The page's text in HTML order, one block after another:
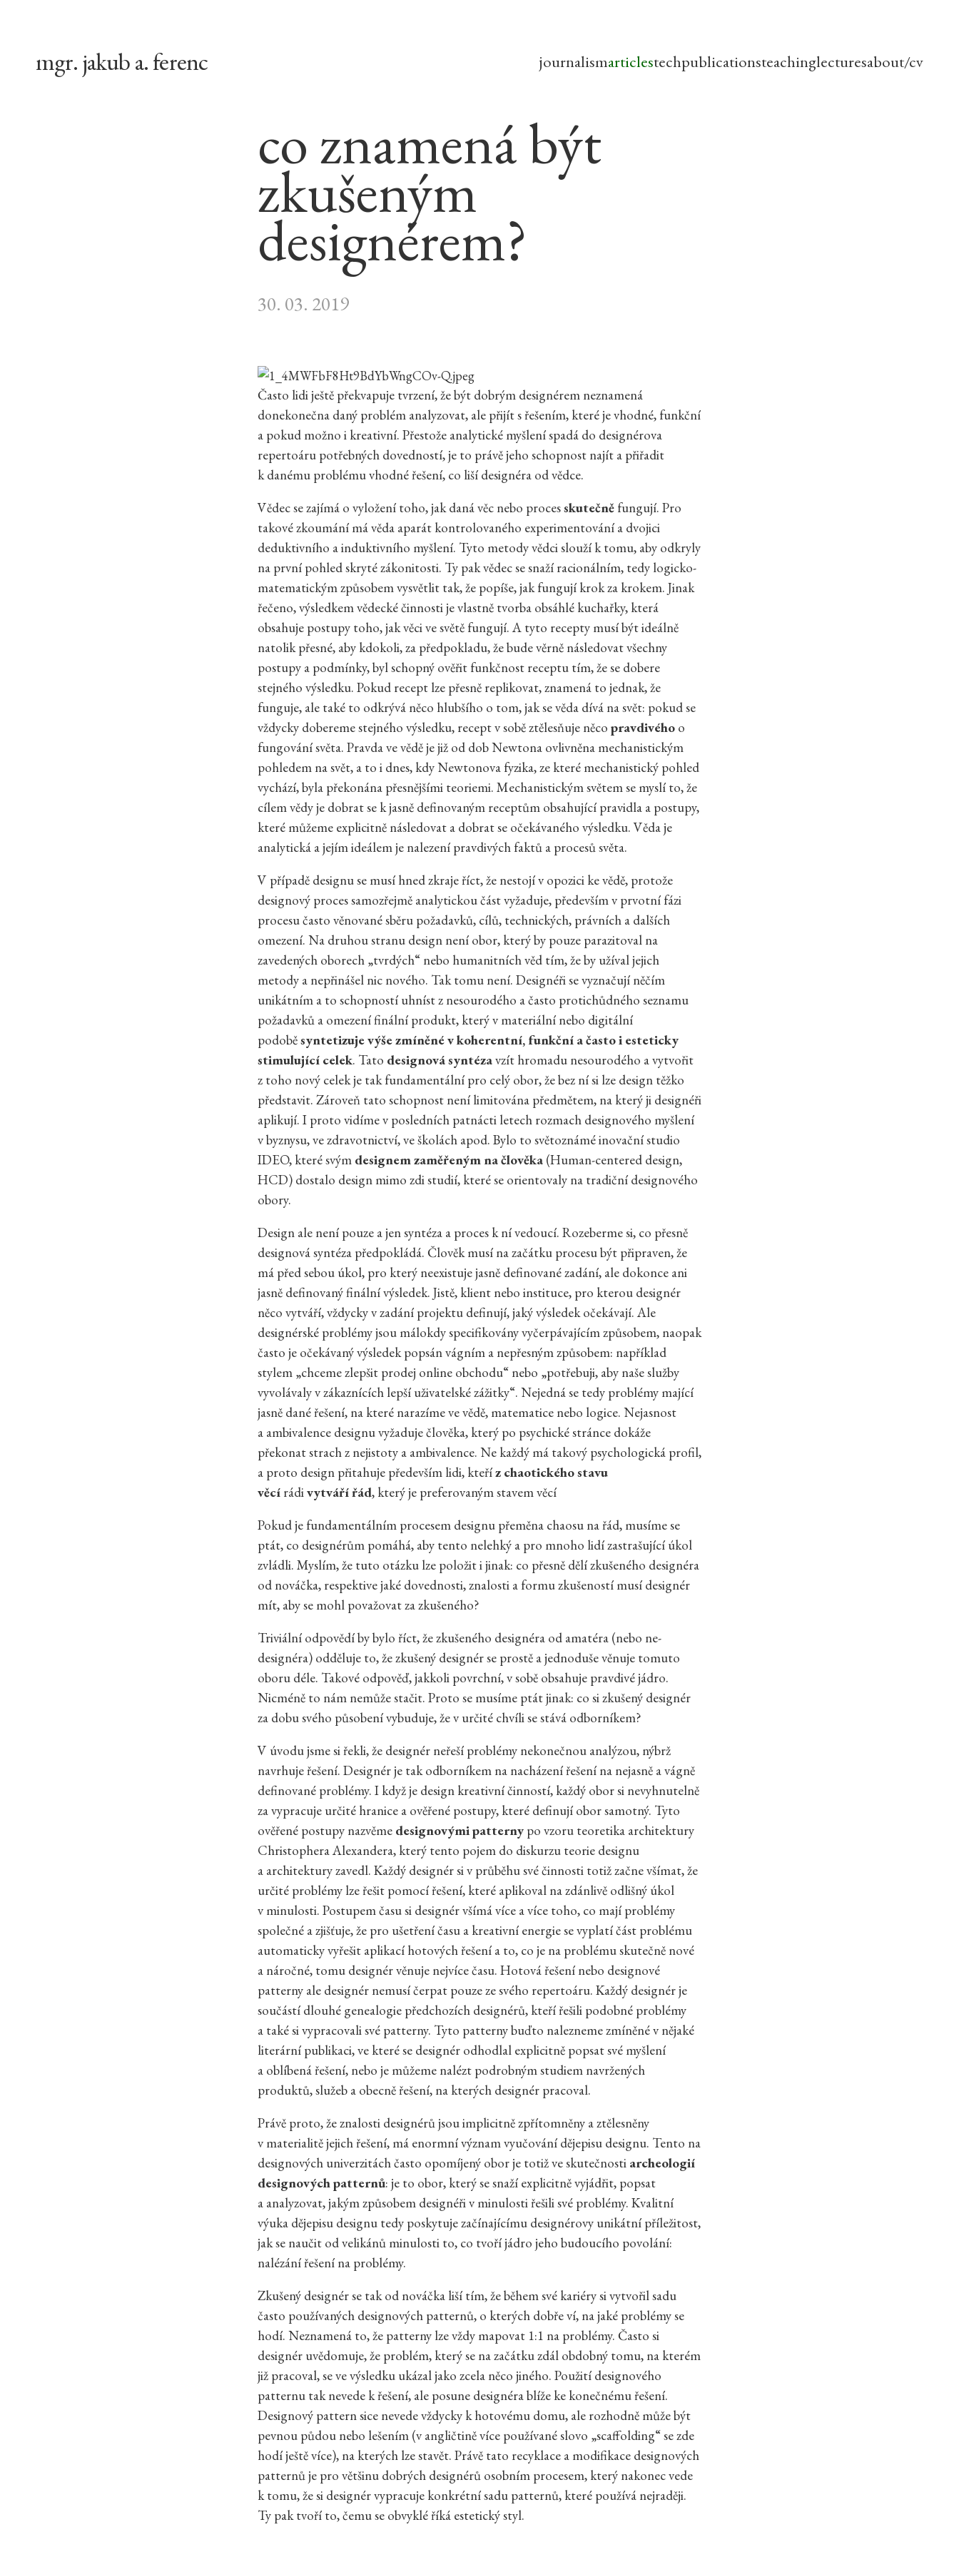
mgr. jakub a. ferenc journalismarticlestechpublicationsteachinglecturesabout/cv
co znamená být
zkušeným
designérem?
30. 03. 2019
Často lidi ještě překvapuje tvrzení, že být dobrým designérem neznamená
donekonečna daný problém analyzovat, ale přijít s řešením, které je vhodné, funkční
a pokud možno i kreativní. Přestože analytické myšlení spadá do designérova
repertoáru potřebných dovedností, je to právě jeho schopnost najít a přiřadit
k danému problému vhodné řešení, co liší designéra od vědce.
Vědec se zajímá o vyložení toho, jak daná věc nebo processkutečně fungují. Pro
takové zkoumání má věda aparát kontrolovaného experimentování a dvojici
deduktivního a induktivního myšlení. Tyto metody vědci slouží k tomu, aby odkryly
na první pohled skryté zákonitosti. Ty pak vědec se snaží racionálním, tedy logicko-
matematickým způsobem vysvětlit tak, že popíše, jak fungují krok za krokem. Jinak
řečeno, výsledkem vědecké činnosti je vlastně tvorba obsáhlé kuchařky, která
obsahuje postupy toho, jak věci ve světě fungují. A tyto recepty musí být ideálně
natolik přesné, aby kdokoli, za předpokladu, že bude věrně následovat všechny
postupy a podmínky, byl schopný ověřit funkčnost receptu tím, že se dobere
stejného výsledku. Pokud recept lze přesně replikovat, znamená to jednak, že
funguje, ale také to odkrývá něco hlubšího o tom, jak se věda dívá na svět: pokud se
vždycky dobereme stejného výsledku, recept v sobě ztělesňuje něco pravdivého o
fungování světa. Pravda ve vědě je již od dob Newtona ovlivněna mechanistickým
pohledem na svět, a to i dnes, kdy Newtonova fyzika, ze které mechanistický pohled
vychází, byla překonána přesnějšími teoriemi. Mechanistickým světem se myslí to, že
cílem vědy je dobrat se k jasně definovaným receptům obsahující pravidla a postupy,
které můžeme explicitně následovat a dobrat se očekávaného výsledku. Věda je
analytická a jejím ideálem je nalezení pravdivých faktů a procesů světa.
V případě designu se musí hned zkraje říct, že nestojí v opozici ke vědě, protože
designový proces samozřejmě analytickou část vyžaduje, především v prvotní fázi
procesu často věnované sběru požadavků, cílů, technických, právních a dalších
omezení. Na druhou stranu design není obor, který by pouze parazitoval na
zavedených oborech „tvrdých“ nebo humanitních věd tím, že by užíval jejich
metody a nepřinášel nic nového. Tak tomu není. Designéři se vyznačují něčím
unikátním a to schopností uhníst z nesourodého a často protichůdného seznamu
požadavků a omezení finální produkt, který v materiální nebo digitální
podoběsyntetizuje výše zmíněné v koherentní, funkční a často i esteticky
stimulující celek. Tato designová syntézavzít hromadu nesourodého a vytvořit
z toho nový celek je tak fundamentální pro celý obor, že bez ní si lze design těžko
představit. Zároveň tato schopnost není limitována předmětem, na který ji designéři
aplikují. I proto vidíme v posledních patnácti letech rozmach designového myšlení
v byznysu, ve zdravotnictví, ve školách apod. Bylo to světoznámé inovační studio
IDEO, které svým designem zaměřeným na člověka (Human-centered design,
HCD) dostalo design mimo zdi studií, které se orientovaly na tradiční designového
obory.
Design ale není pouze a jen syntéza a proces k ní vedoucí. Rozeberme si, co přesně
designová syntéza předpokládá. Člověk musí na začátku procesu být připraven, že
má před sebou úkol, pro který neexistuje jasně definované zadání, ale dokonce ani
jasně definovaný finální výsledek. Jistě, klient nebo instituce, pro kterou designér
něco vytváří, vždycky v zadání projektu definují, jaký výsledek očekávají. Ale
designérské problémy jsou málokdy specifikovány vyčerpávajícím způsobem, naopak
často je očekávaný výsledek popsán vágním a nepřesným způsobem: například
stylem „chceme zlepšit prodej online obchodu“ nebo „potřebuji, aby naše služby
vyvolávaly v zákaznících lepší uživatelské zážitky“. Nejedná se tedy problémy mající
jasně dané řešení, na které narazíme ve vědě, matematice nebo logice. Nejasnost
a ambivalence designu vyžaduje člověka, který po psychické stránce dokáže
překonat strach z nejistoty a ambivalence. Ne každý má takový psychologická profil,
a proto design přitahuje především lidi, kteříz chaotického stavu
věcí rádivytváří řád, který je preferovaným stavem věcí
Pokud je fundamentálním procesem designu přeměna chaosu na řád, musíme se
ptát, co designérům pomáhá, aby tento nelehký a pro mnoho lidí zastrašující úkol
zvládli. Myslím, že tuto otázku lze položit i jinak: co přesně dělí zkušeného designéra
od nováčka, respektive jaké dovednosti, znalosti a formu zkušeností musí designér
mít, aby se mohl považovat za zkušeného?
Triviální odpovědí by bylo říct, že zkušeného designéra od amatéra (nebo ne-
designéra) odděluje to, že zkušený designér se prostě a jednoduše věnuje tomuto
oboru déle. Takové odpověď, jakkoli povrchní, v sobě obsahuje pravdivé jádro.
Nicméně to nám nemůže stačit. Proto se musíme ptát jinak: co si zkušený designér
za dobu svého působení vybuduje, že v určité chvíli se stává odborníkem?
V úvodu jsme si řekli, že designér neřeší problémy nekonečnou analýzou, nýbrž
navrhuje řešení. Designér je tak odborníkem na nacházení řešení na nejasně a vágně
definované problémy. I když je design kreativní činností, každý obor si nevyhnutelně
za vypracuje určité hranice a ověřené postupy, které definují obor samotný. Tyto
ověřené postupy nazvěme designovými patterny po vzoru teoretika architektury
Christophera Alexandera, který tento pojem do diskurzu teorie designu
a architektury zavedl. Každý designér si v průběhu své činnosti totiž začne všímat, že
určité problémy lze řešit pomocí řešení, které aplikoval na zdánlivě odlišný úkol
v minulosti. Postupem času si designér všímá více a více toho, co mají problémy
společné a zjišťuje, že pro ušetření času a kreativní energie se vyplatí část problému
automaticky vyřešit aplikací hotových řešení a to, co je na problému skutečně nové
a náročné, tomu designér věnuje nejvíce času. Hotová řešení nebo designové
patterny ale designér nemusí čerpat pouze ze svého repertoáru. Každý designér je
součástí dlouhé genealogie předchozích designérů, kteří řešili podobné problémy
a také si vypracovali své patterny. Tyto patterny buďto nalezneme zmíněné v nějaké
literární publikaci, ve které se designér odhodlal explicitně popsat své myšlení
a oblíbená řešení, nebo je můžeme nalézt podrobným studiem navržených
produktů, služeb a obecně řešení, na kterých designér pracoval.
Právě proto, že znalosti designérů jsou implicitně zpřítomněny a ztělesněny
v materialitě jejich řešení, má enormní význam vyučování dějepisu designu. Tento na
designových univerzitách často opomíjený obor je totiž ve skutečnosti archeologií
designových patternů: je to obor, který se snaží explicitně vyjádřit, popsat
a analyzovat, jakým způsobem designéři v minulosti řešili své problémy. Kvalitní
výuka dějepisu designu tedy poskytuje začínajícímu designérovy unikátní příležitost,
jak se naučit od velikánů minulosti to, co tvoří jádro jeho budoucího povolání:
nalézání řešení na problémy.
Zkušený designér se tak od nováčka liší tím, že během své kariéry si vytvořil sadu
často používaných designových patternů, o kterých dobře ví, na jaké problémy se
hodí. Neznamená to, že patterny lze vždy mapovat 1:1 na problémy. Často si
designér uvědomuje, že problém, který se na začátku zdál obdobný tomu, na kterém
již pracoval, se ve výsledku ukázal jako zcela něco jiného. Použití designového
patternu tak nevede k řešení, ale posune designéra blíže ke konečnému řešení.
Designový pattern sice nevede vždycky k hotovému domu, ale rozhodně může být
pevnou půdou nebo lešením (v angličtině více používané slovo „scaffolding“ se zde
hodí ještě více), na kterých lze stavět. Právě tato recyklace a modifikace designových
patternů je pro většinu dobrých designérů osobním procesem, který nakonec vede
k tomu, že si designér vypracuje konkrétní sadu patternů, které používá nejraději.
Ty pak tvoří to, čemu se obvyklé říká estetický styl.